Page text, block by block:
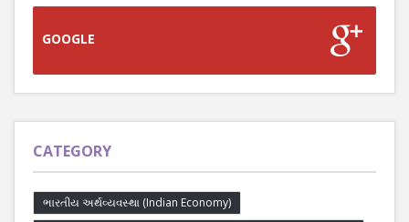
GOOGLE
CATEGORY
ભારતીય અર્થવ્યવસ્થા (Indian Economy)